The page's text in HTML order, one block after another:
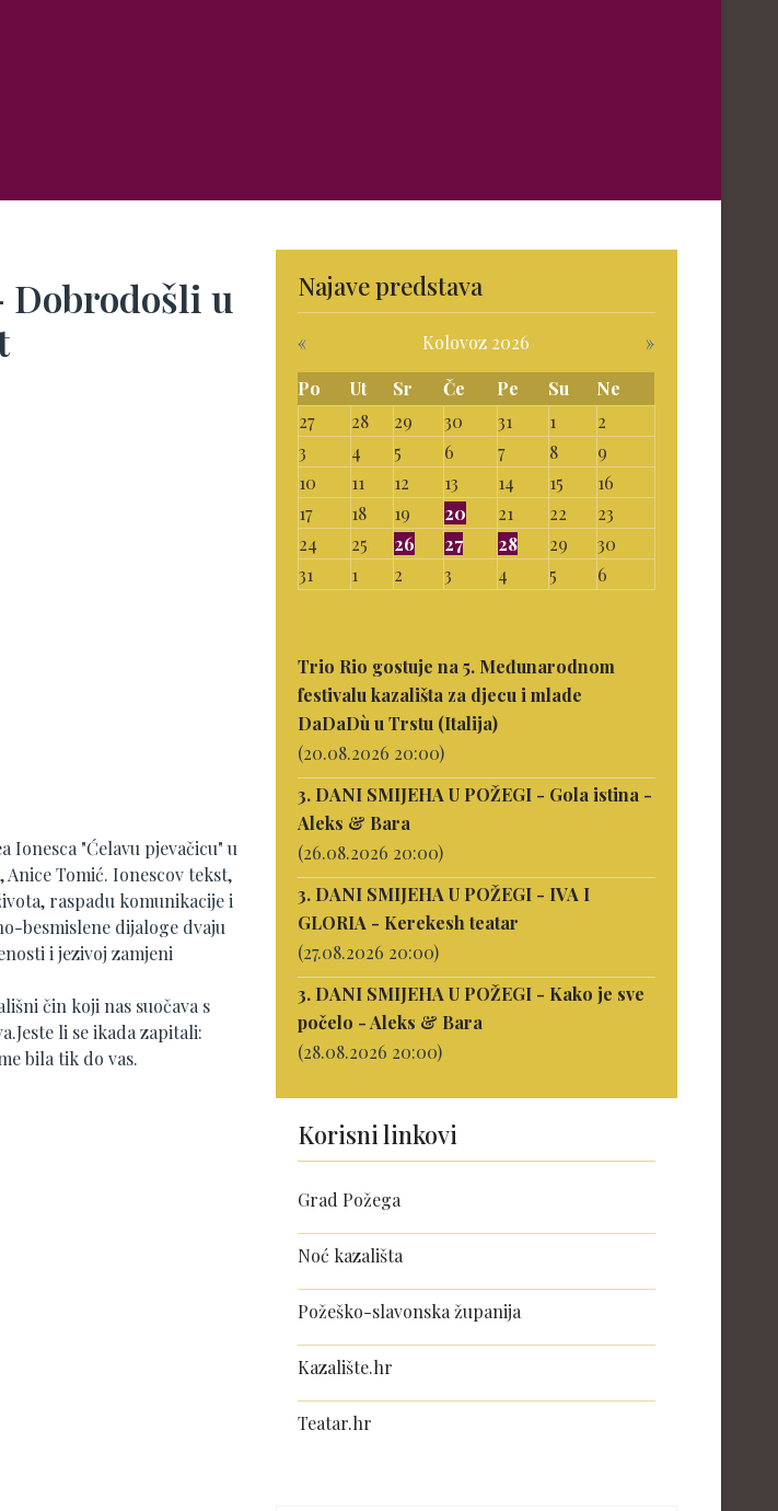
Dobrodošli u
"Ćelavu pjevačicu" u
Tomić. Ionescov tekst,
raspadu komunikacije i
besmislene dijaloge dvaju
i jezivoj zamjeni
čin koji nas suočava s
li se ikada zapitali:
bila tik do vas.
Najave predstava
« Kolovoz 2026
»
Po
Ut Sr Če Pe Su
Ne
27
28 29 30 31 1
2
3
4 5 6 7 8
9
10
11 12 13 14 15
16
17
18 19 20 21 22
23
24
25 26 27 28 29
30
31
1 2 3 4 5 6
Trio Rio gostuje na 5. Međunarodnom
festivalu kazališta za djecu i mlade
DaDaDù u Trstu (Italija)
(20.08.2026 20:00)
3. DANI SMIJEHA U POŽEGI - Gola istina -
Aleks & Bara
(26.08.2026 20:00)
3. DANI SMIJEHA U POŽEGI - IVA I
GLORIA - Kerekesh teatar
(27.08.2026 20:00)
3. DANI SMIJEHA U POŽEGI - Kako je sve
počelo - Aleks & Bara
(28.08.2026 20:00)
Korisni linkovi
Grad Požega
Noć kazališta
Požeško-slavonska županija
Kazalište.hr
Teatar.hr